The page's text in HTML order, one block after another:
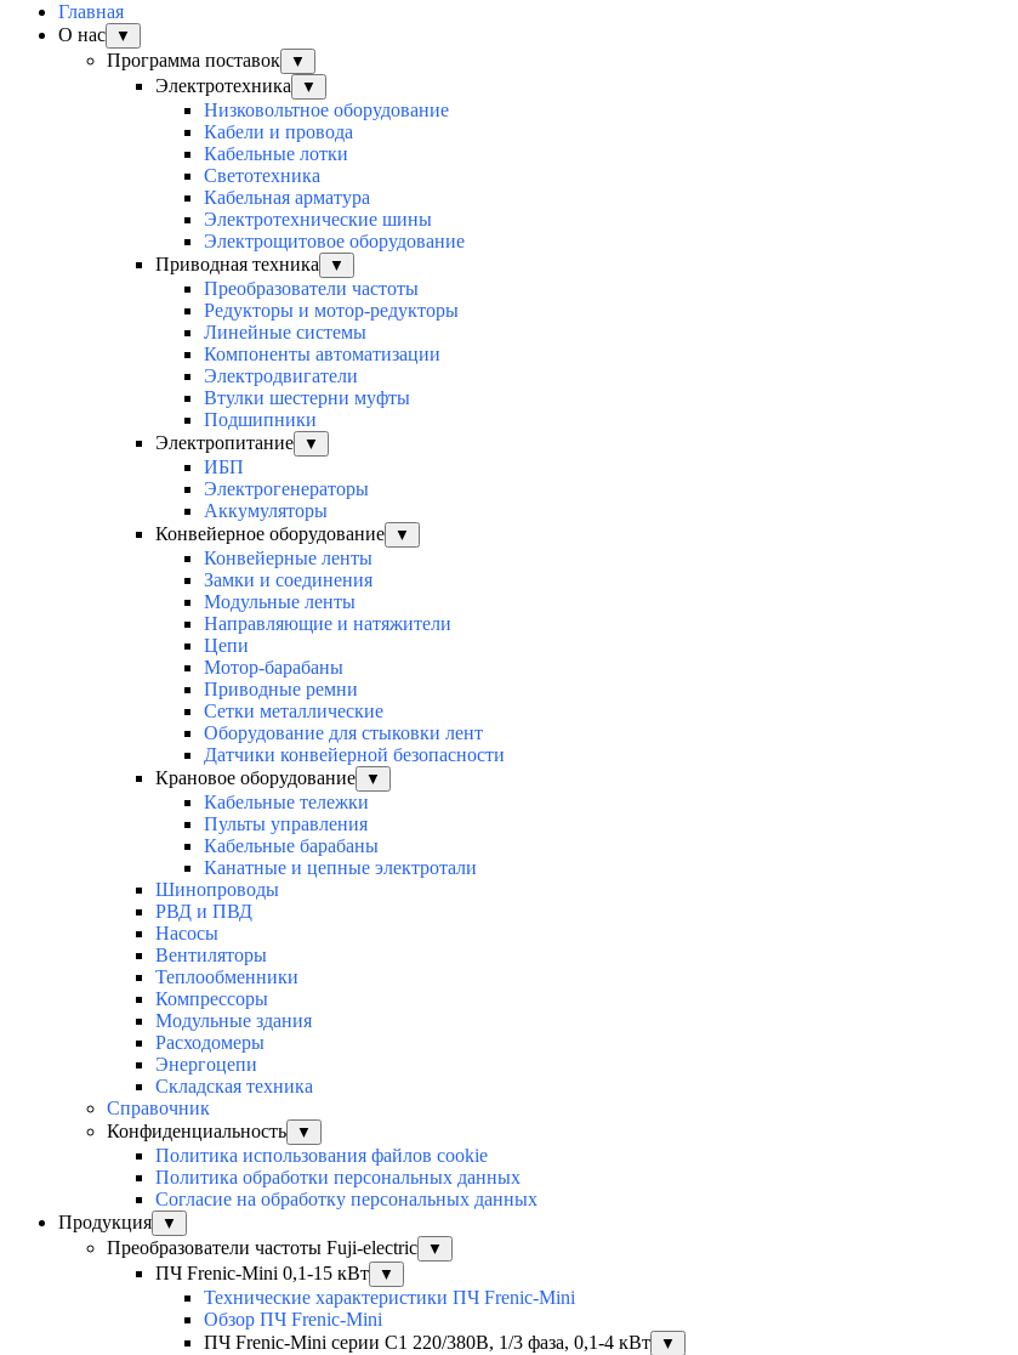
Главная
О нас
▼
Программа поставок ▼
Электротехника ▼
Низковольтное оборудование
Кабели и провода
Кабельные лотки
Светотехника
Кабельная арматура
Электротехнические шины
Электрощитовое оборудование
Приводная техника
▼
Преобразователи частоты
Редукторы и мотор-редукторы
Линейные системы
Компоненты автоматизации
Электродвигатели
Втулки шестерни муфты
Подшипники
Электропитание
▼
ИБП
Электрогенераторы
Аккумуляторы
Конвейерное оборудование
▼
Конвейерные ленты
Замки и соединения
Модульные ленты
Направляющие и натяжители
Цепи
Мотор-барабаны
Приводные ремни
Сетки металлические
Оборудование для стыковки лент
Датчики конвейерной безопасности
Крановое оборудование
▼
Кабельные тележки
Пульты управления
Кабельные барабаны
Канатные и цепные электротали
Шинопроводы
РВД и ПВД
Насосы
Вентиляторы
Теплообменники
Компрессоры
Модульные здания
Расходомеры
Энергоцепи
Складская техника
Справочник
Конфиденциальность
▼
Политика использования файлов cookie
Политика обработки персональных данных
Согласие на обработку персональных данных
Продукция
▼
Преобразователи частоты Fuji-electric ▼
ПЧ Frenic-Mini 0,1-15 кВт ▼
Технические характеристики ПЧ Frenic-Mini
Обзор ПЧ Frenic-Mini
ПЧ Frenic-Mini серии C1 220/380В, 1/3 фаза, 0,1-4 кВт
▼